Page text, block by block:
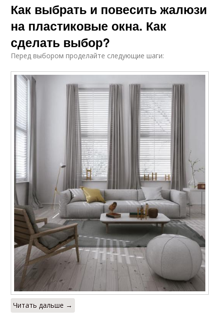
Как выбрать и повесить жалюзи
на пластиковые окна. Как
сделать выбор?
Перед выбором проделайте следующие шаги:
Читать дальше →